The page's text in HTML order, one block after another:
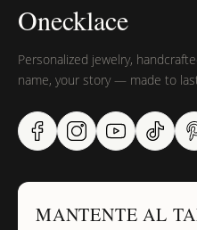
Onecklace
Personalized jewelry,
name, your story — made to
MANTENTE AL